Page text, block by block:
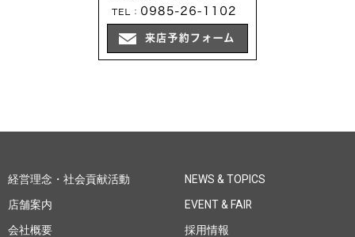
経営理念・社会貢献活動
店舗案内
会社概要
NEWS & TOPICS
EVENT & FAIR
採用情報